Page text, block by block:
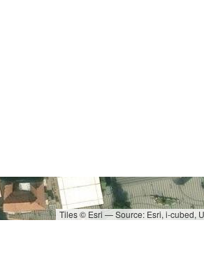
Tiles © Esri — Source: Esri, i-cubed,